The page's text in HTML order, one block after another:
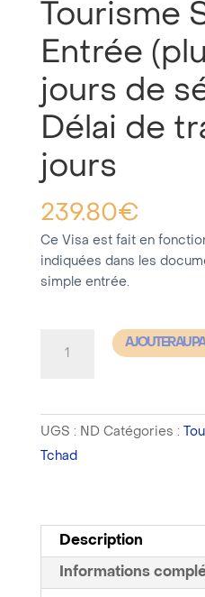
Tourisme
Entrée
jours de
Délai de
jours
239.80€
Ce Visa est fait en
indiquées dans les
simple entrée.
-
Visa
Tourisme
(plus
de
AJOUTER AU
UGS : ND Catégories :
Tchad
Description
Informations